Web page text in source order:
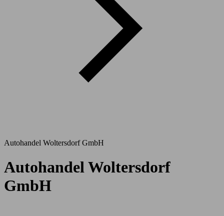
Autohandel Woltersdorf GmbH
Autohandel Woltersdorf
GmbH